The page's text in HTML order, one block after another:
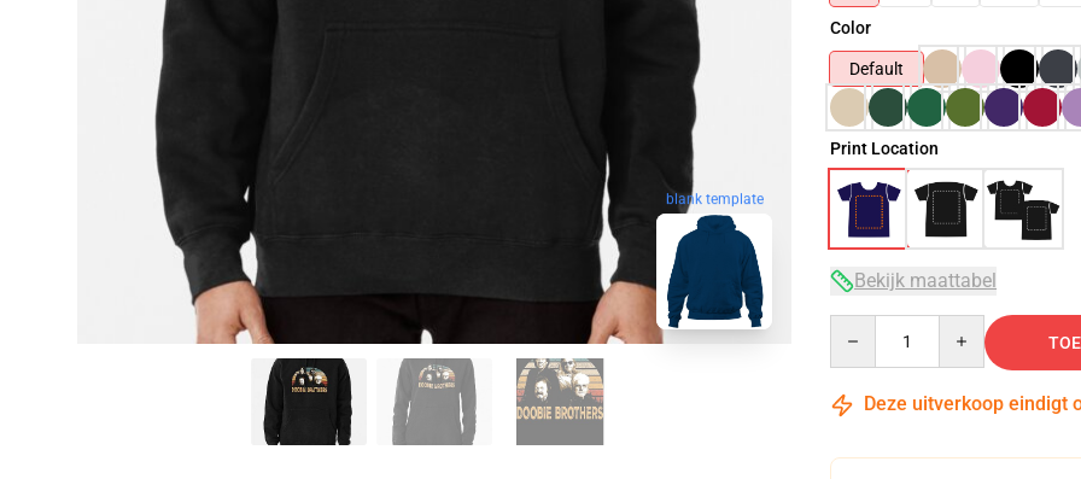
blank template
Color
Default
Print Location
Bekijk maattabel
Deze uitverkoop eindigt